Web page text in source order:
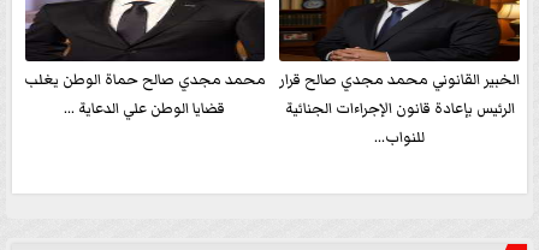
الخبير القانوني محمد مجدي صالح قرار
الرئيس بإعادة قانون الإجراءات الجنائية
للنواب...
محمد مجدي صالح حماة الوطن يغلب
قضايا الوطن علي الدعاية ...